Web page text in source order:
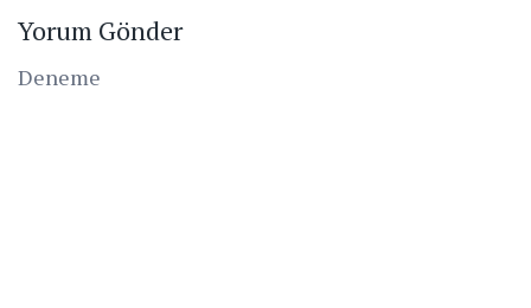
Yorum Gönder
Deneme